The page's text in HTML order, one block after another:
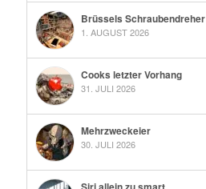
Brüssels Schraubendreher
1. AUGUST 2026
Cooks letzter Vorhang
31. JULI 2026
Mehrzweckeier
30. JULI 2026